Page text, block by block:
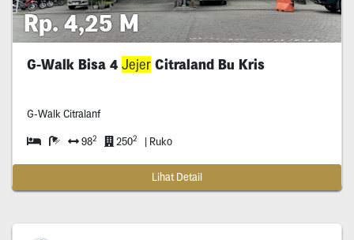
Rp. 4,25 M
G-Walk Bisa 4 JejerCitraland Bu Kris
G-Walk Citralanf
982 2502 | Ruko
Lihat Detail